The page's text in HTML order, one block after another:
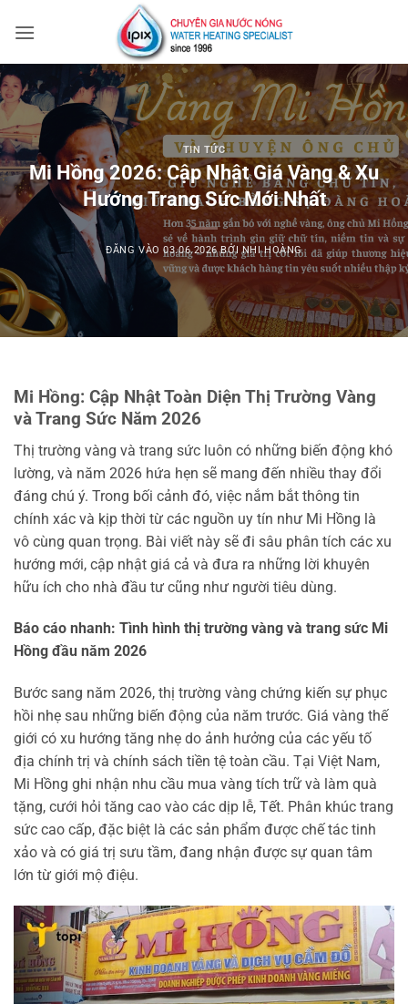
qua
dung
TIN TỨC
Mi Hồng 2026: Cập Nhật Giá Vàng & Xu
Hướng Trang Sức Mới Nhất
ĐĂNG VÀO03.06.2026 BỞINHI HOÀNG
Mi Hồng: Cập Nhật Toàn Diện Thị Trường Vàng
và Trang Sức Năm 2026
Thị trường vàng và trang sức luôn có những biến động khó
lường, và năm 2026 hứa hẹn sẽ mang đến nhiều thay đổi
đáng chú ý. Trong bối cảnh đó, việc nắm bắt thông tin
chính xác và kịp thời từ các nguồn uy tín như Mi Hồng là
vô cùng quan trọng. Bài viết này sẽ đi sâu phân tích các xu
hướng mới, cập nhật giá cả và đưa ra những lời khuyên
hữu ích cho nhà đầu tư cũng như người tiêu dùng.
Báo cáo nhanh: Tình hình thị trường vàng và trang sức Mi
Hồng đầu năm 2026
Bước sang năm 2026, thị trường vàng chứng kiến sự phục
hồi nhẹ sau những biến động của năm trước. Giá vàng thế
giới có xu hướng tăng nhẹ do ảnh hưởng của các yếu tố
địa chính trị và chính sách tiền tệ toàn cầu. Tại Việt Nam,
Mi Hồng ghi nhận nhu cầu mua vàng tích trữ và làm quà
tặng, cưới hỏi tăng cao vào các dịp lễ, Tết. Phân khúc trang
sức cao cấp, đặc biệt là các sản phẩm được chế tác tinh
xảo và có giá trị sưu tầm, đang nhận được sự quan tâm
lớn từ giới mộ điệu.